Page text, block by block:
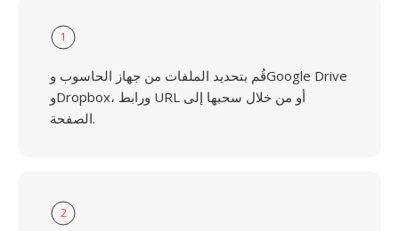
1
قُم بتحديد الملفات من جهاز الحاسوب وGoogle Drive
وDropbox، ورابط URL أو من خلال سحبها إلى
الصفحة.
2